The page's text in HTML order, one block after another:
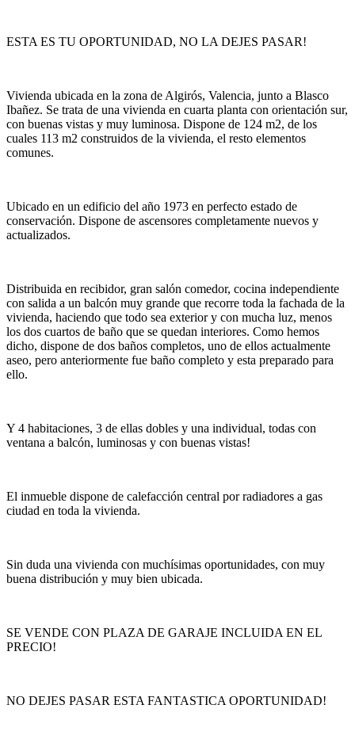
ESTA ES TU OPORTUNIDAD, NO LA DEJES PASAR!
Vivienda ubicada en la zona de Algirós, Valencia, junto a Blasco
Ibañez. Se trata de una vivienda en cuarta planta con orientación sur,
con buenas vistas y muy luminosa. Dispone de 124 m2, de los
cuales 113 m2 construidos de la vivienda, el resto elementos
comunes.
Ubicado en un edificio del año 1973 en perfecto estado de
conservación. Dispone de ascensores completamente nuevos y
actualizados.
Distribuida en recibidor, gran salón comedor, cocina independiente
con salida a un balcón muy grande que recorre toda la fachada de la
vivienda, haciendo que todo sea exterior y con mucha luz, menos
los dos cuartos de baño que se quedan interiores. Como hemos
dicho, dispone de dos baños completos, uno de ellos actualmente
aseo, pero anteriormente fue baño completo y esta preparado para
ello.
Y 4 habitaciones, 3 de ellas dobles y una individual, todas con
ventana a balcón, luminosas y con buenas vistas!
El inmueble dispone de calefacción central por radiadores a gas
ciudad en toda la vivienda.
Sin duda una vivienda con muchísimas oportunidades, con muy
buena distribución y muy bien ubicada.
SE VENDE CON PLAZA DE GARAJE INCLUIDA EN EL
PRECIO!
NO DEJES PASAR ESTA FANTASTICA OPORTUNIDAD!